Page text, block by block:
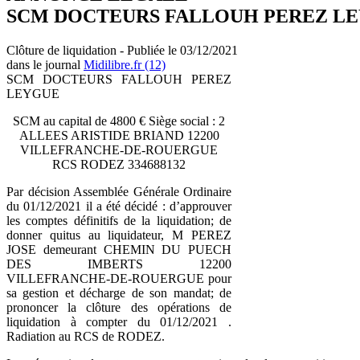
SCM DOCTEURS FALLOUH PEREZ
Clôture de liquidation - Publiée le 03/12/2021
dans le journal Midilibre.fr (12)
SCM DOCTEURS FALLOUH PEREZ
LEYGUE
SCM au capital de 4800 € Siège social : 2
ALLEES ARISTIDE BRIAND 12200
VILLEFRANCHE-DE-ROUERGUE
RCS RODEZ 334688132
Par décision Assemblée Générale Ordinaire
du 01/12/2021 il a été décidé : d’approuver
les comptes définitifs de la liquidation; de
donner quitus au liquidateur, M PEREZ
JOSE demeurant CHEMIN DU PUECH
DES IMBERTS 12200
VILLEFRANCHE-DE-ROUERGUE pour
sa gestion et décharge de son mandat; de
prononcer la clôture des opérations de
liquidation à compter du 01/12/2021 .
Radiation au RCS de RODEZ.